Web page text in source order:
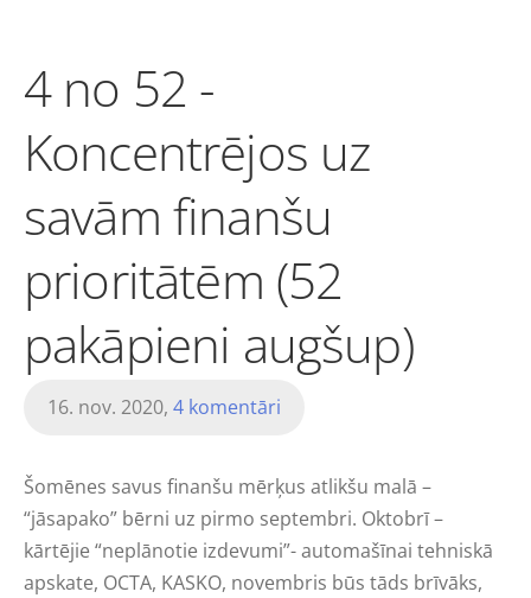
4 no 52 -
Koncentrējos uz
savām finanšu
prioritātēm (52
pakāpieni augšup)
16. nov. 2020, 4 komentāri
Šomēnes savus finanšu mērķus atlikšu malā –
“jāsapako” bērni uz pirmo septembri. Oktobrī –
kārtējie “neplānotie izdevumi”- automašīnai tehniskā
apskate, OCTA, KASKO, novembris būs tāds brīvāks,